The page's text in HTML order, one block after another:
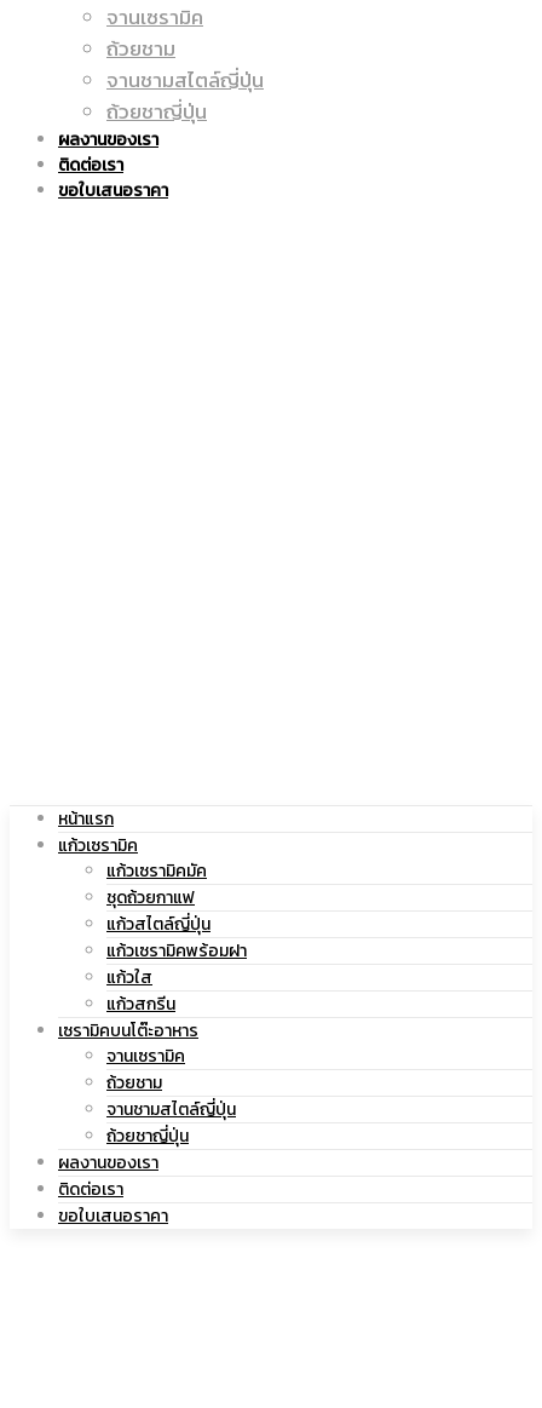
แก้ว
มัค
|
เซรามิค
|
สกรีน
โลโก้
จานเซรามิค
ถ้วยชาม
จานชามสไตล์ญี่ปุ่น
ถ้วยชาญี่ปุ่น
ผลงานของเรา
ติดต่อเรา
ขอใบเสนอราคา
หน้าแรก
แก้วเซรามิค
แก้วเซรามิคมัค
ชุดถ้วยกาแฟ
แก้วสไตล์ญี่ปุ่น
แก้วเซรามิคพร้อมฝา
แก้วใส
แก้วสกรีน
เซรามิคบนโต๊ะอาหาร
จานเซรามิค
ถ้วยชาม
จานชามสไตล์ญี่ปุ่น
ถ้วยชาญี่ปุ่น
ผลงานของเรา
ติดต่อเรา
ขอใบเสนอราคา